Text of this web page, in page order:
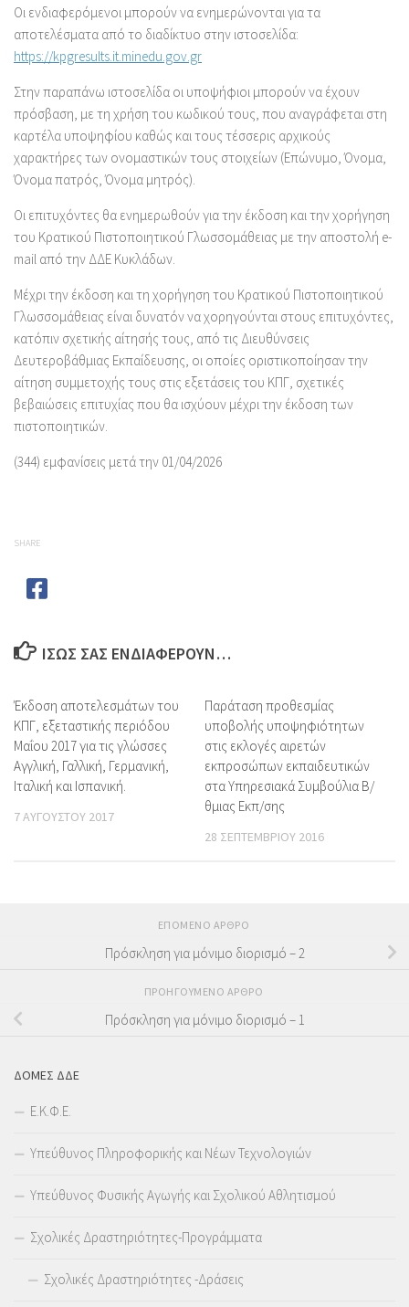
Οι ενδιαφερόμενοι μπορούν να ενημερώνονται για τα
αποτελέσματα από το διαδίκτυο στην ιστοσελίδα:
https://kpgresults.it.minedu.gov.gr
Στην παραπάνω ιστοσελίδα οι υποψήφιοι μπορούν να έχουν
πρόσβαση, με τη χρήση του κωδικού τους, που αναγράφεται στη
καρτέλα υποψηφίου καθώς και τους τέσσερις αρχικούς
χαρακτήρες των ονομαστικών τους στοιχείων (Επώνυμο, Όνομα,
Όνομα πατρός, Όνομα μητρός).
Oι επιτυχόντες θα ενημερωθούν για την έκδοση και την χορήγηση
του Κρατικού Πιστοποιητικού Γλωσσομάθειας με την αποστολή e-
mail από την ΔΔΕ Κυκλάδων.
Μέχρι την έκδοση και τη χορήγηση του Κρατικού Πιστοποιητικού
Γλωσσομάθειας είναι δυνατόν να χορηγούνται στους επιτυχόντες,
κατόπιν σχετικής αίτησής τους, από τις Διευθύνσεις
Δευτεροβάθμιας Εκπαίδευσης, οι οποίες οριστικοποίησαν την
αίτηση συμμετοχής τους στις εξετάσεις του ΚΠΓ, σχετικές
βεβαιώσεις επιτυχίας που θα ισχύουν μέχρι την έκδοση των
πιστοποιητικών.
(344) εμφανίσεις μετά την 01/04/2026
SHARE
ΊΣΩΣ ΣΑΣ ΕΝΔΙΑΦΈΡΟΥΝ…
Έκδοση αποτελεσμάτων του
ΚΠΓ, εξεταστικής περιόδου
Μαΐου 2017 για τις γλώσσες
Αγγλική, Γαλλική, Γερμανική,
Ιταλική και Ισπανική.
7 ΑΥΓΟΎΣΤΟΥ 2017
Παράταση προθεσμίας
υποβολής υποψηφιότητων
στις εκλογές αιρετών
εκπροσώπων εκπαιδευτικών
στα Υπηρεσιακά Συμβούλια Β/
θμιας Εκπ/σης
28 ΣΕΠΤΕΜΒΡΊΟΥ 2016
ΕΠΌΜΕΝΟ ΆΡΘΡΟ
Πρόσκληση για μόνιμο διορισμό – 2
ΠΡΟΗΓΟΎΜΕΝΟ ΆΡΘΡΟ
Πρόσκληση για μόνιμο διορισμό – 1
ΔΟΜΕΣ ΔΔΕ
Ε.Κ.Φ.Ε.
Υπεύθυνος Πληροφορικής και Νέων Τεχνολογιών
Υπεύθυνος Φυσικής Αγωγής και Σχολικού Αθλητισμού
Σχολικές Δραστηριότητες-Προγράμματα
Σχολικές Δραστηριότητες -Δράσεις